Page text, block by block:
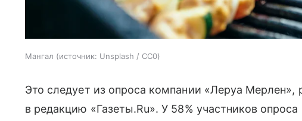
Мангал источник: Unsplash / CC0
Это следует из опроса компании «Леруа Мерлен»,
в редакцию «Газеты.Ru». У 58% участников